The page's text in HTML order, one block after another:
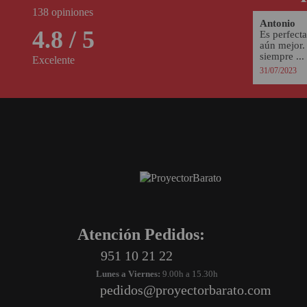
138 opiniones
4.8 / 5
Excelente
Antonio
Es
aún mejor.
siempre ...
31/07/2023
Atención Pedidos:
951 10 21 22
Lunes a Viernes: 9.00h a 15.30h
pedidos@proyectorbarato.com